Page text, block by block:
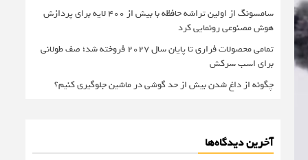
سامسونگ از اولین تراشه حافظه با بیش از ۴۰۰ لایه برای پردازش
هوش مصنوعی رونمایی کرد
تمامی محصولات فراری تا پایان سال ۲۰۲۷ فروخته شد؛ صف طولانی
برای اسب سرکش
چگونه از داغ شدن بیش از حد گوشی در ماشین جلوگیری کنیم؟
آخرین دیدگاه‌ها